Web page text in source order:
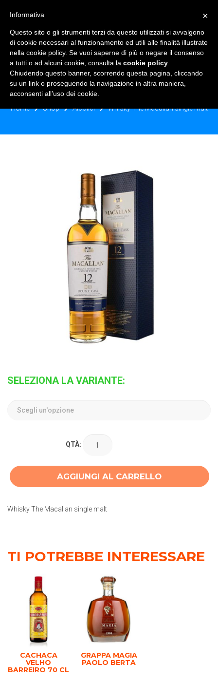
WHISKY THE MACALLAN SINGLE
MALT
Home Shop Alcolici Whisky The Macallan single malt
SELEZIONA LA VARIANTE:
QTÀ:
AGGIUNGI AL CARRELLO
Whisky The Macallan single malt
TI POTREBBE INTERESSARE
CACHACA
VELHO
BARREIRO 70 CL
GRAPPA MAGIA
PAOLO BERTA
×
Informativa
Questo sito o gli strumenti terzi da questo utilizzati si avvalgono
di cookie necessari al funzionamento ed utili alle finalità illustrate
nella cookie policy. Se vuoi saperne di più o negare il consenso
a tutti o ad alcuni cookie, consulta la cookie policy
Chiudendo questo banner, scorrendo questa pagina, cliccando
su un link o proseguendo la navigazione in altra maniera,
acconsenti all’uso dei cookie.